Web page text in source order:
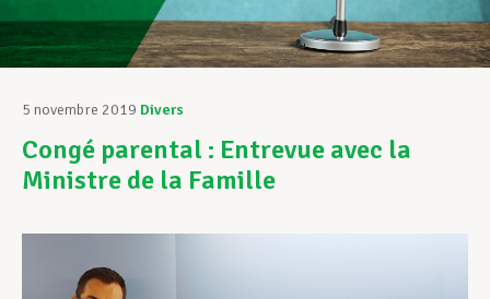
Assistance au Travail
Vos droits
5 novembre 2019 Divers
Congé parental : Entrevue avec la
Ministre de la Famille